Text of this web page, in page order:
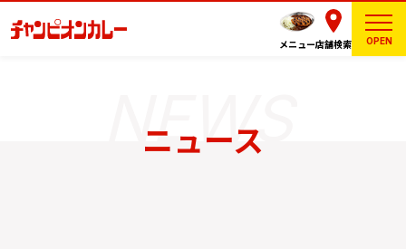
メニュー店舗検索 OPEN
ニュース